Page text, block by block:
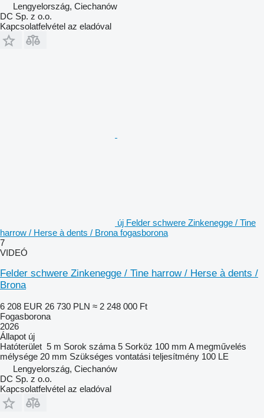
Lengyelország, Ciechanów
DC Sp. z o.o.
Kapcsolatfelvétel az eladóval
új Felder schwere Zinkenegge / Tine
harrow / Herse à dents / Brona fogasborona
7
VIDEÓ
Felder schwere Zinkenegge / Tine harrow / Herse à dents /
Brona
6 208 EUR 26 730 PLN ≈ 2 248 000 Ft
Fogasborona
2026
Állapot új
Hatóterület 5 m Sorok száma 5 Sorköz 100 mm A megművelés
mélysége 20 mm Szükséges vontatási teljesítmény 100 LE
Lengyelország, Ciechanów
DC Sp. z o.o.
Kapcsolatfelvétel az eladóval